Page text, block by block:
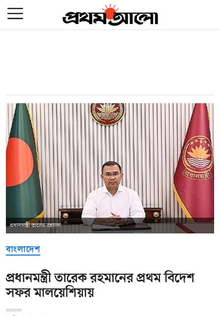
প্রধানমন্ত্রী তারেক রহমান
বাংলাদেশ
প্রধানমন্ত্রী তারেক রহমানের প্রথম বিদেশ
সফর মালয়েশিয়ায়